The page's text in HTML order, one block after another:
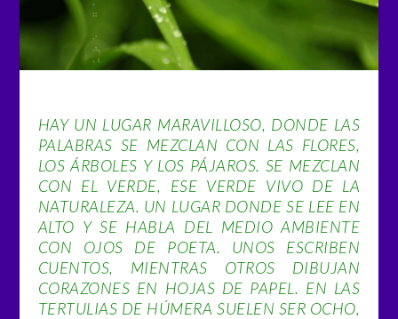
HAY UN LUGAR MARAVILLOSO, DONDE LAS
PALABRAS SE MEZCLAN CON LAS FLORES,
LOS ÁRBOLES Y LOS PÁJAROS. SE MEZCLAN
CON EL VERDE, ESE VERDE VIVO DE LA
NATURALEZA. UN LUGAR DONDE SE LEE EN
ALTO Y SE HABLA DEL MEDIO AMBIENTE
CON OJOS DE POETA. UNOS ESCRIBEN
CUENTOS, MIENTRAS OTROS DIBUJAN
CORAZONES EN HOJAS DE PAPEL. EN LAS
TERTULIAS DE HÚMERA SUELEN SER OCHO,